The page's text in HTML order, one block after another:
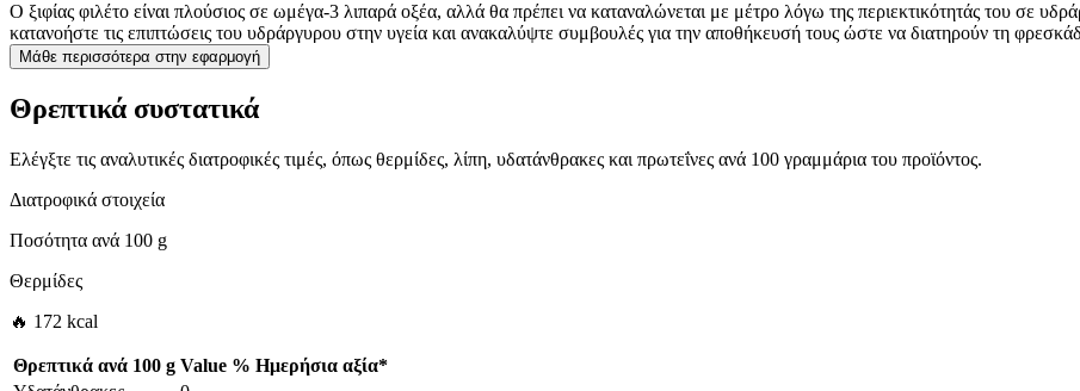
Ο ξιφίας φιλέτο είναι πλούσιος σε ωμέγα-3 λιπαρά οξέα, αλλά θα πρέπει να καταναλώνεται με μέτρο λόγω της περιεκτικότητάς του σε
κατανοήστε τις επιπτώσεις του υδράργυρου στην υγεία και ανακαλύψτε συμβουλές για την αποθήκευσή τους ώστε να διατηρούν τη
Μάθε περισσότερα στην εφαρμογή
Θρεπτικά συστατικά
Ελέγξτε τις αναλυτικές διατροφικές τιμές, όπως θερμίδες, λίπη, υδατάνθρακες και πρωτεΐνες ανά 100 γραμμάρια του προϊόντος.
Διατροφικά στοιχεία
Ποσότητα ανά 100 g
Θερμίδες
🔥 172 kcal
Θρεπτικά ανά 100 g Value % Ημερήσια αξία*